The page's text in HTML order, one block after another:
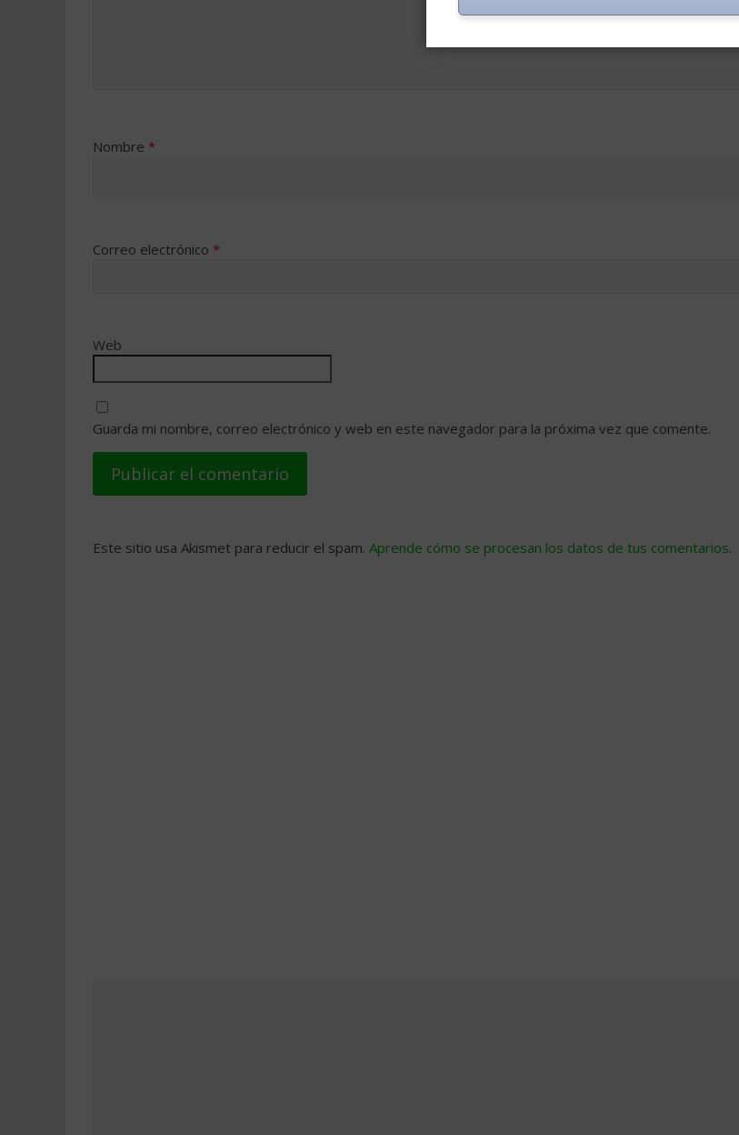
Nombre *
Correo electrónico *
Web
Guarda mi nombre, correo electrónico y web en este navegador para la próxima vez que comente.
Este sitio usa Akismet para reducir el spam. Aprende cómo se procesan los datos de tus comentarios.